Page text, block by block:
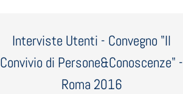
Interviste Utenti - Convegno "Il
Convivio di Persone&Conoscenze" -
Roma 2016